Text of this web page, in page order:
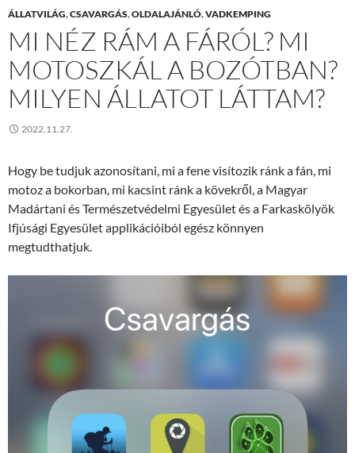
ÁLLATVILÁG,CSAVARGÁS,OLDALAJÁNLÓ,VADKEMPING
MI NÉZ RÁM A FÁRÓL? MI
MOTOSZKÁL A BOZÓTBAN?
MILYEN ÁLLATOT LÁTTAM?
2022.11.27.
Hogy be tudjuk azonosítani, mi a fene visítozik ránk a fán, mi
motoz a bokorban, mi kacsint ránk a kövekről, a Magyar
Madártani és Természetvédelmi Egyesület és a Farkaskölyök
Ifjúsági Egyesület applikációiból egész könnyen
megtudthatjuk.